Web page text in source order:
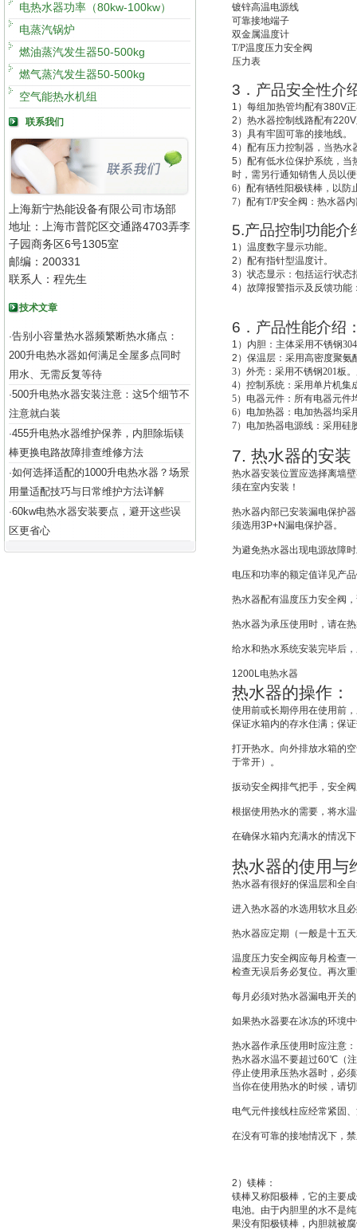
电热水器功率（80kw-100kw）
电蒸汽锅炉
燃油蒸汽发生器50-500kg
燃气蒸汽发生器50-500kg
空气能热水机组
联系我们
上海新宁热能设备有限公司市场部
地址：上海市普陀区交通路4703弄李
子园商务区6号1305室
邮编：200331
联系人：程先生
技术文章
·告别小容量热水器频繁断热水痛点：
200升电热水器如何满足全屋多点同时
用水、无需反复等待
·500升电热水器安装注意：这5个细节不
注意就白装
·455升电热水器维护保养，内胆除垢镁
棒更换电路故障排查维修方法
·如何选择适配的1000升电热水器？场景
用量适配技巧与日常维护方法详解
·60kw电热水器安装要点，避开这些误
区更省心
镀锌高温电源线
可靠接地端子
双金属温度计
T/P温度压力安全阀
压力表
3 ．产品安全性介
1 ）每组加热管均配有380V
2 ）热水器控制线路配有220V
3 ）具有牢固可靠的接地线。
4）配有压力控制器，当热水
5 ）配有低水位保护系统， 当
时，需另行通知销售人员以
6）配有牺牲阳极镁棒，以防
7）配有T/P安全阀：热水器
5.产品控制功能介
1 ）温度数字显示功能。
2 ）配有指针型温度计。
3 ）状态显示：包括运行状
4）故障报警指示及反馈功
6 ．产品性能介绍
1 ） 内胆：主体采用不锈钢
2 ） 保温层：采用高密度聚氨
3）外壳：采用不锈钢201板
4）控制系统：采用单片机集
5）电器元件：所有电器元件
6）电加热器：电加热器均采
7）电加热器电源线：采用硅
7. 热水器的安装
热水器安装位置应选择离墙
须在室内安装！
热水器内部已安装漏电保护
须选用3P+N漏电保护器。
为避免热水器出现电源故障
电压和功率的额定值详见产
热水器配有温度压力安全阀
热水器为承压使用时，请在
给水和热水系统安装完毕后
1200L电热水器
热水器的操作：
使用前或长期停用在使用前
保证水箱内的存水住满；保
打开热水。向外排放水箱的
于常开）。
扳动安全阀排气把手，安全
根据使用热水的需要，将水
在确保水箱内充满水的情况
热水器的使用与
热水器有很好的保温层和全
进入热水器的水选用软水且
热水器应定期（一般是十五
温度压力安全阀应每月检查
检查无误后务必复位。再次
每月必须对热水器漏电开关
如果热水器要在冰冻的环境
热水器作承压使用时应注意：
热水器水温不要超过60℃ （
停止使用承压热水器时，必
当你在使用热水的时候，请
电气元件接线柱应经常紧固
在没有可靠的接地情况下，
2 ） 镁棒：
镁棒又称阳极棒 ，它的主要
电池。由于内胆里的水不是
果没有阳极镁棒，内胆就被